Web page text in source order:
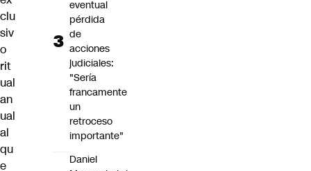
clu
siv
o
rit
ual
an
ual
al
qu
e
eventual
pérdida
de
acciones
judiciales:
"Sería
francamente
un
retroceso
importante"
Daniel